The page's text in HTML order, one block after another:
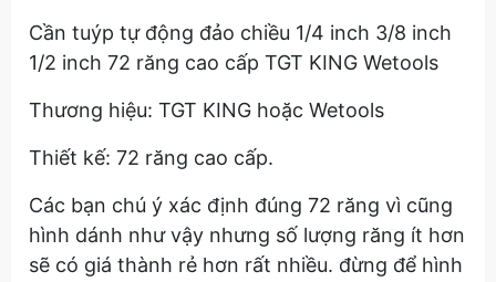
Cần tuýp tự động đảo chiều 1/4 inch 3/8 inch
1/2 inch 72 răng cao cấp TGT KING Wetools
Thương hiệu: TGT KING hoặc Wetools
Thiết kế: 72 răng cao cấp.
Các bạn chú ý xác định đúng 72 răng vì cũng
hình dánh như vậy nhưng số lượng răng ít hơn
sẽ có giá thành rẻ hơn rất nhiều. đừng để hình